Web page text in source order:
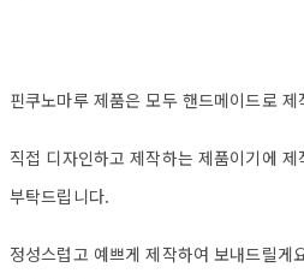
핀쿠노마루 제품은 모두 핸드메이드로 제
직접 디자인하고 제작하는 제품이기에
부탁드립니다.
정성스럽고 예쁘게 제작하여 보내드릴게